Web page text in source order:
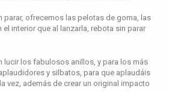
parar, ofrecemos las pelotas de goma, las
el interior que al lanzarla, rebota sin parar
lucir los fabulosos anillos, y para los más
y silbatos, para que aplaudáis
vez, además de crear un original impacto